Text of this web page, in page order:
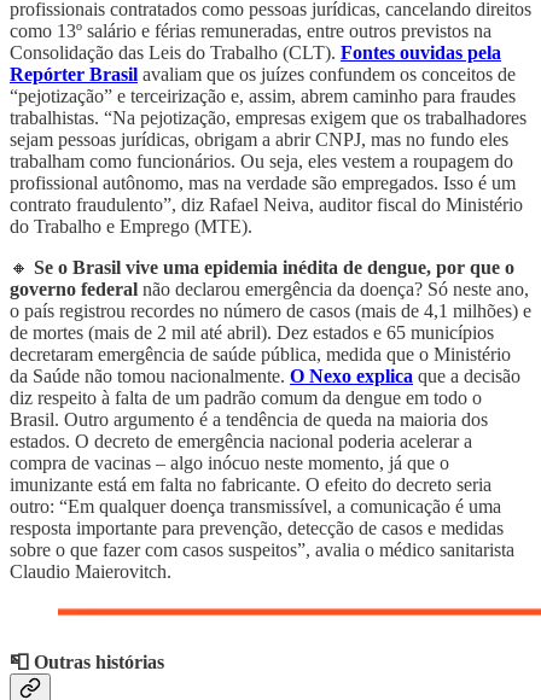
profissionais contratados como pessoas jurídicas, cancelando direitos
como 13º salário e férias remuneradas, entre outros previstos na
Consolidação das Leis do Trabalho (CLT). Fontes ouvidas pela
Repórter Brasil avaliam que os juízes confundem os conceitos de
“pejotização” e terceirização e, assim, abrem caminho para fraudes
trabalhistas. “Na pejotização, empresas exigem que os trabalhadores
sejam pessoas jurídicas, obrigam a abrir CNPJ, mas no fundo eles
trabalham como funcionários. Ou seja, eles vestem a roupagem do
profissional autônomo, mas na verdade são empregados. Isso é um
contrato fraudulento”, diz Rafael Neiva, auditor fiscal do Ministério
do Trabalho e Emprego (MTE).
🔸 Se o Brasil vive uma epidemia inédita de dengue, por que o
governo federal não declarou emergência da doença? Só neste ano,
o país registrou recordes no número de casos (mais de 4,1 milhões) e
de mortes (mais de 2 mil até abril). Dez estados e 65 municípios
decretaram emergência de saúde pública, medida que o Ministério
da Saúde não tomou nacionalmente. O Nexo explica que a decisão
diz respeito à falta de um padrão comum da dengue em todo o
Brasil. Outro argumento é a tendência de queda na maioria dos
estados. O decreto de emergência nacional poderia acelerar a
compra de vacinas – algo inócuo neste momento, já que o
imunizante está em falta no fabricante. O efeito do decreto seria
outro: “Em qualquer doença transmissível, a comunicação é uma
resposta importante para prevenção, detecção de casos e medidas
sobre o que fazer com casos suspeitos”, avalia o médico sanitarista
Claudio Maierovitch.
📮 Outras histórias